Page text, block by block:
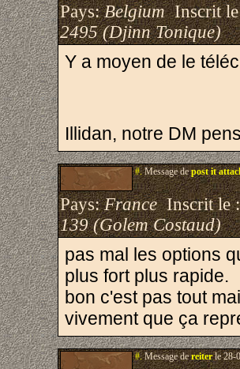
Pays:BelgiumInscrit
2495 (Djinn Tonique)
Y a moyen de le
Illidan, notre DM
#.Message depost it
Pays:FranceInscrit le
139 (Golem Costaud)
pas mal les options
plus fort plus rapide.
bon c'est pas tout
vivement que ça
#.Message dereiterle 28-